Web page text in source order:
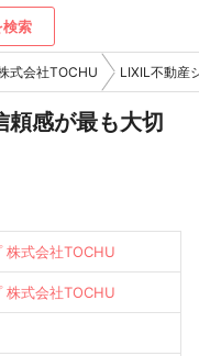
検索
式会社TOCHU LIXIL不動産
頼感が最も大切
株式会社TOCHU
株式会社TOCHU